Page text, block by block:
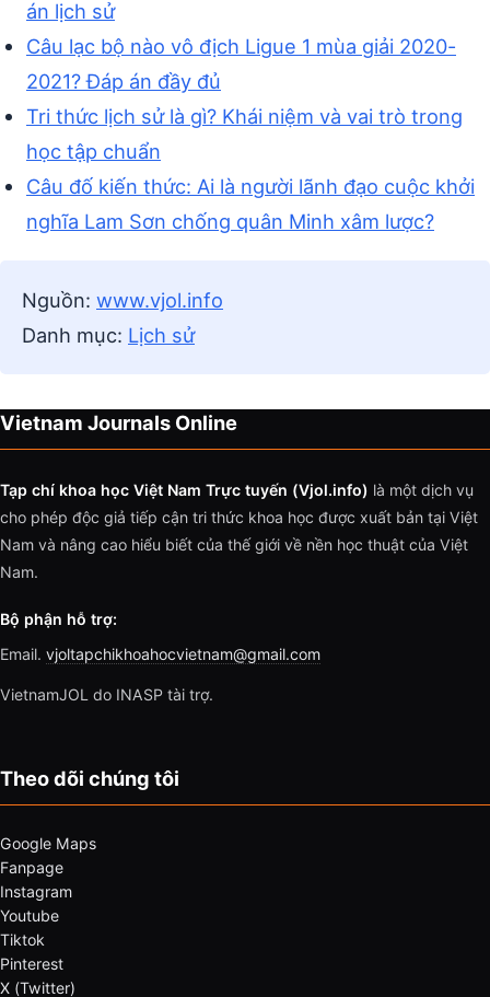
án lịch sử
Câu lạc bộ nào vô địch Ligue 1 mùa giải 2020-
2021? Đáp án đầy đủ
Tri thức lịch sử là gì? Khái niệm và vai trò trong
học tập chuẩn
Câu đố kiến thức: Ai là người lãnh đạo cuộc khởi
nghĩa Lam Sơn chống quân Minh xâm lược?
Nguồn: www.vjol.info
Danh mục: Lịch sử
Vietnam Journals Online
Tạp chí khoa học Việt Nam Trực tuyến (Vjol.info) là một dịch vụ
cho phép độc giả tiếp cận tri thức khoa học được xuất bản tại Việt
Nam và nâng cao hiểu biết của thế giới về nền học thuật của Việt
Nam.
Bộ phận hỗ trợ:
Email. vjoltapchikhoahocvietnam@gmail.com
VietnamJOL do INASP tài trợ.
Theo dõi chúng tôi
Google Maps
Fanpage
Instagram
Youtube
Tiktok
Pinterest
X (Twitter)